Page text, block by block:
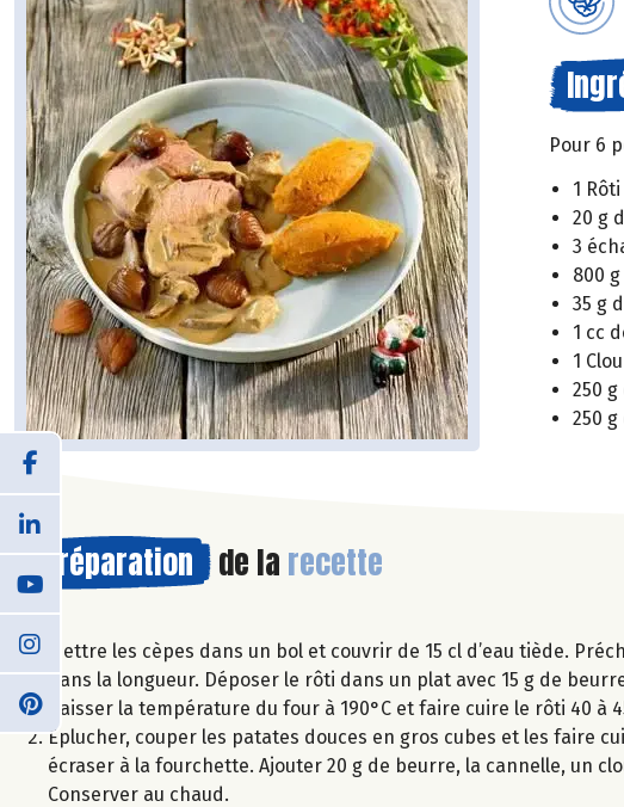
Pour 6
1
20 g
3
800
35 g
1 cc
1
250
250
Préparation de la recette
Mettre les cèpes dans un bol et couvrir de 15 cl d’eau tiède.
dans la longueur. Déposer le rôti dans un plat avec 15 g de
Baisser la température du four à 190°C et faire cuire le rôti 40
Eplucher, couper les patates douces en gros cubes et les faire
écraser à la fourchette. Ajouter 20 g de beurre, la cannelle, un
Conserver au chaud.